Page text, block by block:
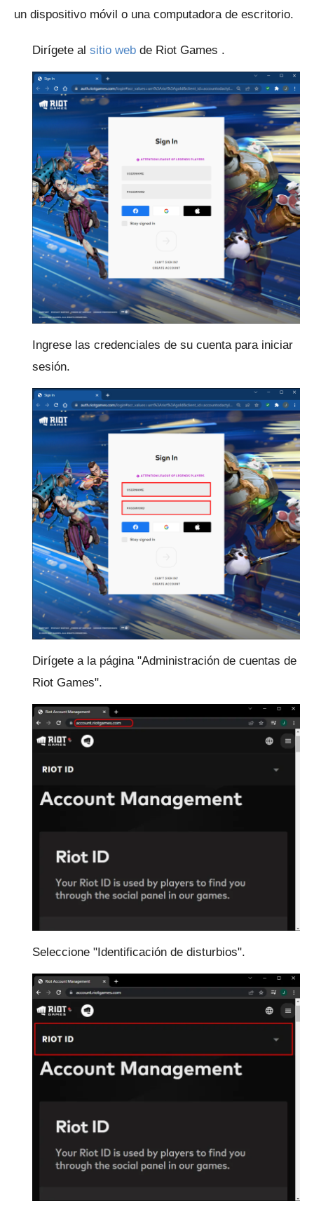
un dispositivo móvil o una computadora de escritorio.
Dirígete al sitio web de Riot Games .
Ingrese las credenciales de su cuenta para iniciar
sesión.
Dirígete a la página "Administración de cuentas de
Riot Games".
Seleccione "Identificación de disturbios".